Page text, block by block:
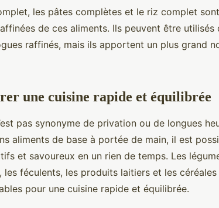
les pâtes complètes et le riz complet
de ces aliments. Ils peuvent être utilisés
raffinés, mais ils apportent un plus grand
une cuisine rapide et équilibrée
pas synonyme de privation ou de longues
aliments de base à portée de main, il est
et savoureux en un rien de temps. Les
les féculents, les produits laitiers et les
pour une cuisine rapide et équilibrée.